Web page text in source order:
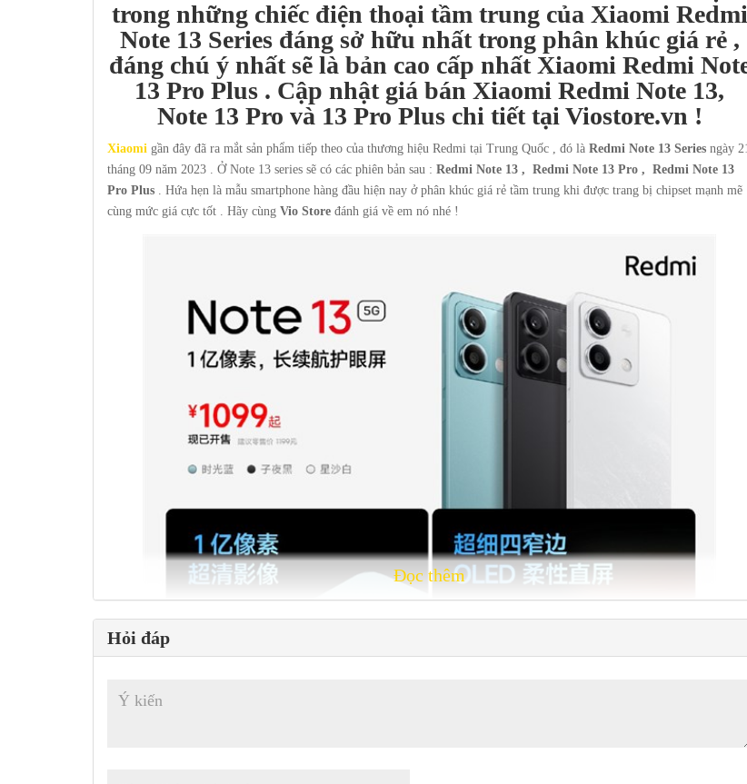
trong những chiếc điện thoại tầm trung của Xiaomi Redmi
Note 13 Series đáng sở hữu nhất trong phân khúc giá rẻ ,
đáng chú ý nhất sẽ là bản cao cấp nhất Xiaomi Redmi
13 Pro Plus . Cập nhật giá bán Xiaomi Redmi Note 13,
Note 13 Pro và 13 Pro Plus chi tiết tại Viostore.vn !
Xiaomi gần đây đã ra mắt sản phẩm tiếp theo của thương hiệu Redmi tại Trung Quốc , đó là Redmi Note 13 Series ngày 21
tháng 09 năm 2023 . Ở Note 13 series sẽ có các phiên bản sau : Redmi Note 13 , Redmi Note 13 Pro , Redmi Note 13
Pro Plus . Hứa hẹn là mẫu smartphone hàng đầu hiện nay ở phân khúc giá rẻ tầm trung khi được trang bị chipset mạnh mẽ
cùng mức giá cực tốt . Hãy cùng Vio Store đánh giá về em nó nhé !
Đọc thêm
Hỏi đáp